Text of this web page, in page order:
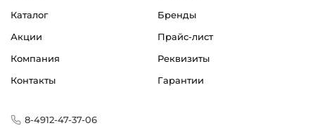
Каталог
Бренды
Акции
Прайс-лист
Компания
Реквизиты
Контакты
Гарантии
8-4912-47-37-06